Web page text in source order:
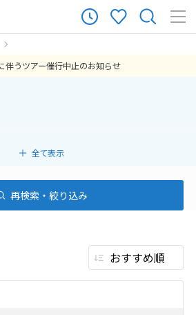
登録がありません
伴うツアー催行中止のお知らせ
全て表示
再検索・絞り込み